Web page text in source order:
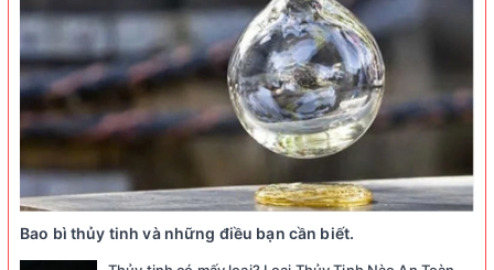
Bao bì thủy tinh và những điều bạn cần biết.